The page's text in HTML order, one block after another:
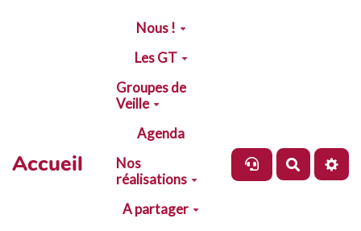
Aller au contenu principal
Accueil
Nous !
Les GT
Groupes de
Veille
Agenda
Nos
réalisations
A partager